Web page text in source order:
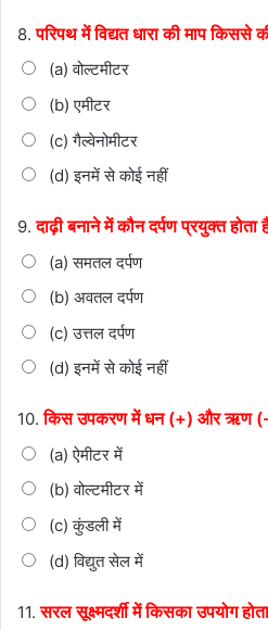
8.परिपथ में विद्यत धारा की माप किससे
(a) वोल्टमीटर
(b) एमीटर
(c) गैल्वेनोमीटर
(d) इनमें से कोई नहीं
9.दाढ़ी बनाने में कौन दर्पण प्रयुक्त होता
(a) समतल दर्पण
(b) अवतल दर्पण
(c) उत्तल दर्पण
(d) इनमें से कोई नहीं
10.किस उपकरण में धन (+) और ऋण (-)
(a) ऐमीटर में
(b) वोल्टमीटर में
(c) कुंडली में
(d) विद्युत सेल में
11.सरल सूक्ष्मदर्शी में किसका उपयोग